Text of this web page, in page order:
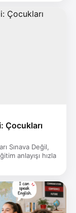
Çocukları
Sınava Değil,
anlayışı hızla